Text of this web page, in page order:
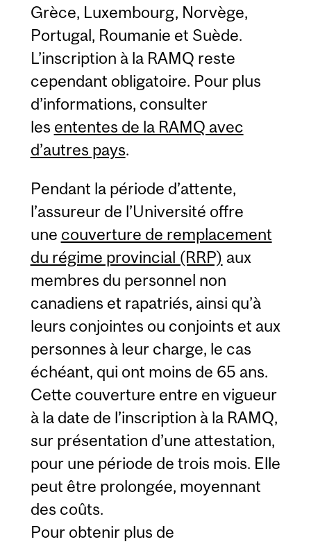
Grèce, Luxembourg, Norvège,
Portugal, Roumanie et Suède.
L’inscription à la RAMQ reste
cependant obligatoire. Pour plus
d’informations, consulter
les ententes de la RAMQ avec
d’autres pays.
Pendant la période d’attente,
l’assureur de l’Université offre
une couverture de remplacement
du régime provincial (RRP) aux
membres du personnel non
canadiens et rapatriés, ainsi qu’à
leurs conjointes ou conjoints et aux
personnes à leur charge, le cas
échéant, qui ont moins de 65 ans.
Cette couverture entre en vigueur
à la date de l’inscription à la RAMQ,
sur présentation d’une attestation,
pour une période de trois mois. Elle
peut être prolongée, moyennant
des coûts.
Pour obtenir plus de